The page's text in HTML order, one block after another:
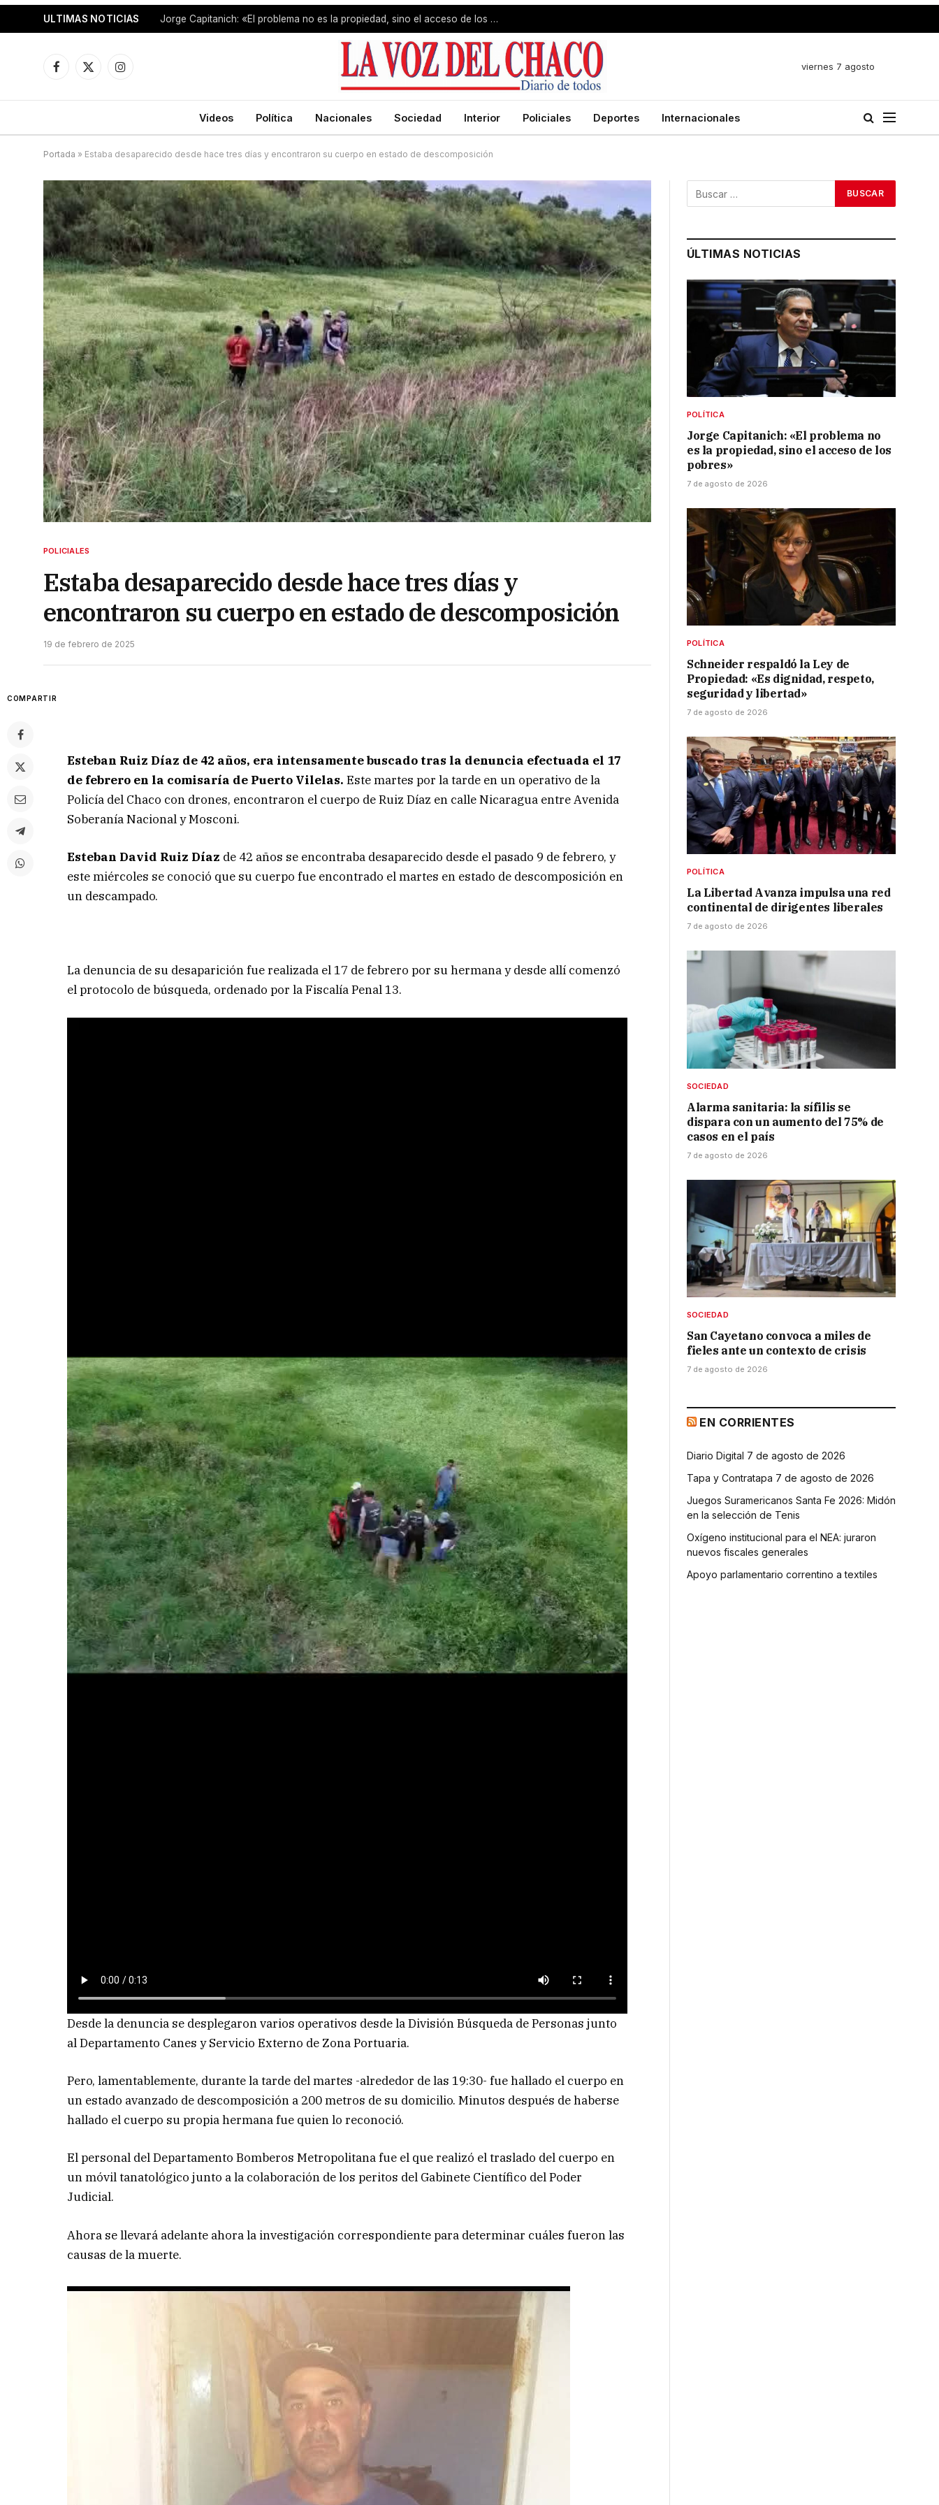
ULTIMAS NOTICIAS Jorge Capitanich: «El problema no es la propiedad, sino el acceso de los pobres»
Facebook
X
Instagram
viernes 7 agosto
Videos Política Nacionales Sociedad Interior Policiales Deportes Internacionales
Portada » Estaba desaparecido desde hace tres días y encontraron su cuerpo en estado de descomposición
POLICIALES
Estaba desaparecido desde hace tres días y
encontraron su cuerpo en estado de descomposición
19 de febrero de 2025
COMPARTIR
Esteban Ruiz Díaz de 42 años, era intensamente buscado tras la denuncia efectuada el 17
de febrero en la comisaría de Puerto Vilelas. Este martes por la tarde en un operativo de la
Policía del Chaco con drones, encontraron el cuerpo de Ruiz Díaz en calle Nicaragua entre Avenida
Soberanía Nacional y Mosconi.
Esteban David Ruiz Díaz de 42 años se encontraba desaparecido desde el pasado 9 de febrero, y
este miércoles se conoció que su cuerpo fue encontrado el martes en estado de descomposición en
un descampado.
La denuncia de su desaparición fue realizada el 17 de febrero por su hermana y desde allí comenzó
el protocolo de búsqueda, ordenado por la Fiscalía Penal 13.
Desde la denuncia se desplegaron varios operativos desde la División Búsqueda de Personas junto
al Departamento Canes y Servicio Externo de Zona Portuaria.
Pero, lamentablemente, durante la tarde del martes -alrededor de las 19:30- fue hallado el cuerpo en
un estado avanzado de descomposición a 200 metros de su domicilio. Minutos después de haberse
hallado el cuerpo su propia hermana fue quien lo reconoció.
El personal del Departamento Bomberos Metropolitana fue el que realizó el traslado del cuerpo en
un móvil tanatológico junto a la colaboración de los peritos del Gabinete Científico del Poder
Judicial.
Ahora se llevará adelante ahora la investigación correspondiente para determinar cuáles fueron las
causas de la muerte.
ÚLTIMAS NOTICIAS
POLÍTICA
Jorge Capitanich: «El problema no
es la propiedad, sino el acceso de los
pobres»
7 de agosto de 2026
POLÍTICA
Schneider respaldó la Ley de
Propiedad: «Es dignidad, respeto,
seguridad y libertad»
7 de agosto de 2026
POLÍTICA
La Libertad Avanza impulsa una red
continental de dirigentes liberales
7 de agosto de 2026
SOCIEDAD
Alarma sanitaria: la sífilis se
dispara con un aumento del 75% de
casos en el país
7 de agosto de 2026
SOCIEDAD
San Cayetano convoca a miles de
fieles ante un contexto de crisis
7 de agosto de 2026
EN CORRIENTES
Diario Digital 7 de agosto de 2026
Tapa y Contratapa 7 de agosto de 2026
Juegos Suramericanos Santa Fe 2026: Midón
en la selección de Tenis
Oxígeno institucional para el NEA: juraron
nuevos fiscales generales
Apoyo parlamentario correntino a textiles